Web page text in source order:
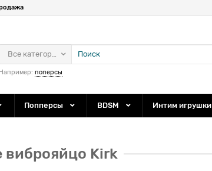
Все категории
Например: поперсы
Попперсы BDSM Интим игрушки
виброяйцо Kirk